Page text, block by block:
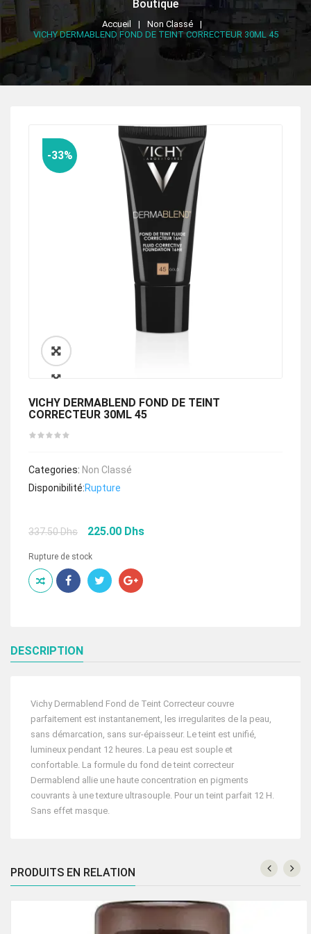
Boutique
Accueil
Non Classé
VICHY DERMABLEND FOND DE TEINT CORRECTEUR 30ML 45
🔍
-33%
VICHY DERMABLEND FOND DE TEINT
CORRECTEUR 30ML 45
Categories: Non Classé
Disponibilité:Rupture
337.50Dhs
Le
initial
était :
337.50 Dhs.
225.00 Dhs
Rupture de stock
DESCRIPTION
Vichy Dermablend Fond de Teint Correcteur couvre
parfaitement est instantanement, les irregularites de la peau,
sans démarcation, sans sur-épaisseur. Le teint est unifié,
lumineux pendant 12 heures. La peau est souple et
confortable. La formule du fond de teint correcteur
Dermablend allie une haute concentration en pigments
couvrants à une texture ultrasouple. Pour un teint parfait 12 H.
Sans effet masque.
PRODUITS EN RELATION